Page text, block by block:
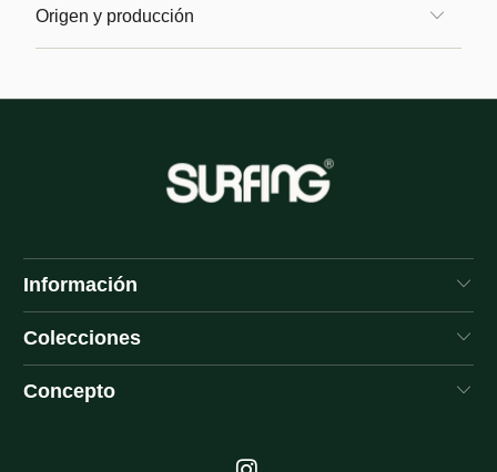
Origen y producción
Información
Colecciones
Concepto